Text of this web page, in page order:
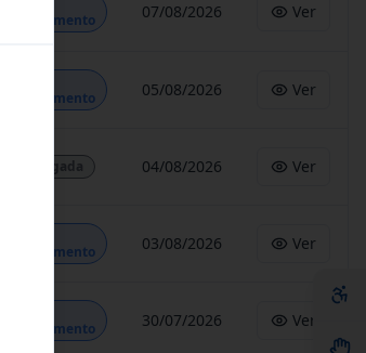
Andamento
07/08/2026 Ver
Andamento
05/08/2026 Ver
Revogada 04/08/2026 Ver
Andamento
03/08/2026 Ver
Andamento
30/07/2026 Ver